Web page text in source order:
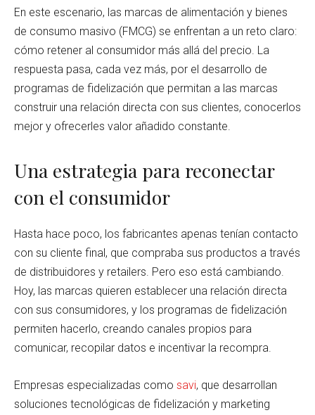
En este escenario, las marcas de alimentación y bienes
de consumo masivo (FMCG) se enfrentan a un reto claro:
cómo retener al consumidor más allá del precio. La
respuesta pasa, cada vez más, por el desarrollo de
programas de fidelización que permitan a las marcas
construir una relación directa con sus clientes, conocerlos
mejor y ofrecerles valor añadido constante.
Una estrategia para reconectar
con el consumidor
Hasta hace poco, los fabricantes apenas tenían contacto
con su cliente final, que compraba sus productos a través
de distribuidores y retailers. Pero eso está cambiando.
Hoy, las marcas quieren establecer una relación directa
con sus consumidores, y los programas de fidelización
permiten hacerlo, creando canales propios para
comunicar, recopilar datos e incentivar la recompra.
Empresas especializadas como savi, que desarrollan
soluciones tecnológicas de fidelización y marketing